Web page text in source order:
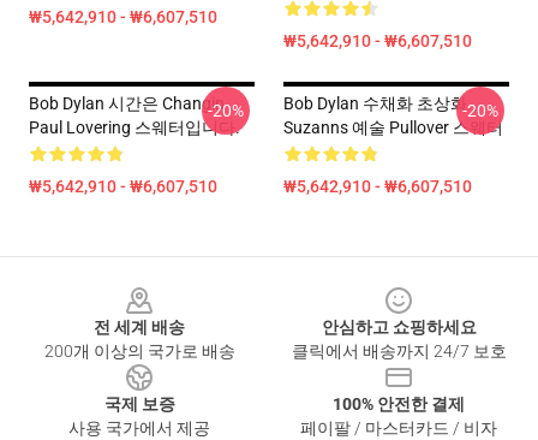
₩5,642,910 - ₩6,607,510
₩5,642,910 - ₩6,607,510
Bob Dylan 시간은 Changin
Paul Lovering 스웨터입니다.
₩5,642,910 - ₩6,607,510
-20%
Bob Dylan 수채화 초상화
Suzanns 예술 Pullover 스웨터
₩5,642,910 - ₩6,607,510
-20%
전 세계 배송
200개 이상의 국가로 배송
안심하고 쇼핑하세요
클릭에서 배송까지 24/7 보호
국제 보증
사용 국가에서 제공
100% 안전한 결제
페이팔 / 마스터카드 / 비자